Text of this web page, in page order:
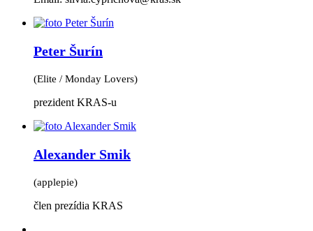
Peter Šurín
(Elite / Monday Lovers)
prezident KRAS-u
Alexander Smik
(applepie)
člen prezídia KRAS